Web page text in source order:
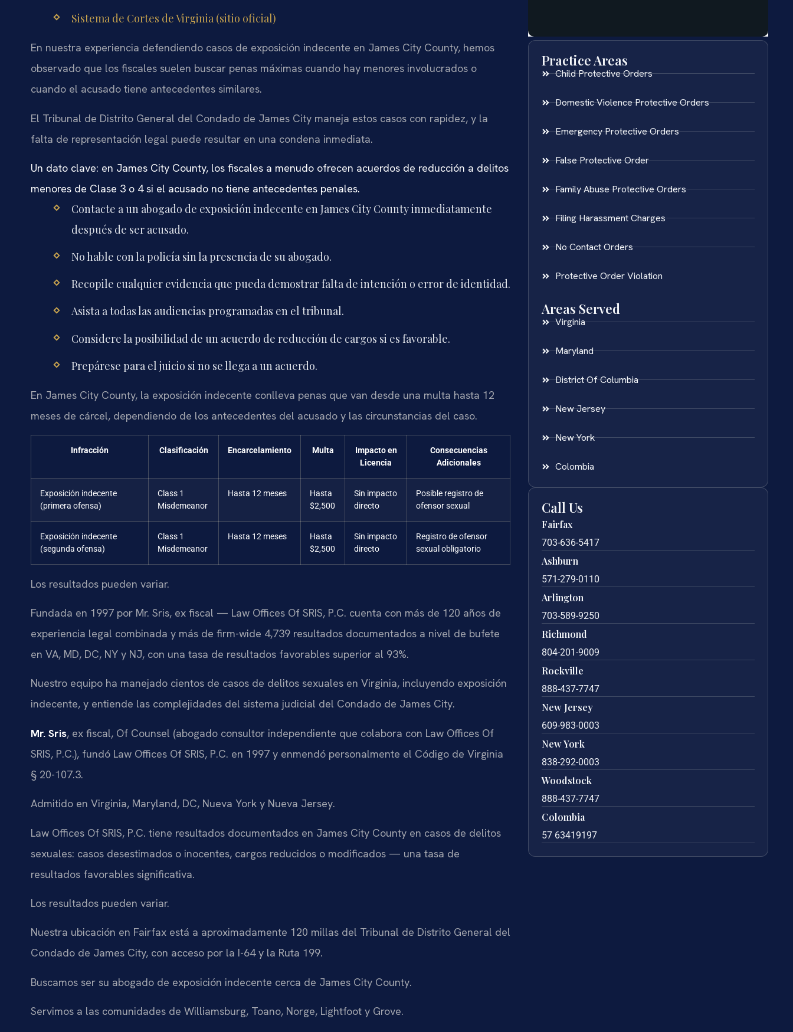
Sistema de Cortes de Virginia (sitio oficial)
En nuestra experiencia defendiendo casos de exposición indecente en James City County, hemos
observado que los fiscales suelen buscar penas máximas cuando hay menores involucrados o
cuando el acusado tiene antecedentes similares.
El Tribunal de Distrito General del Condado de James City maneja estos casos con rapidez, y la
falta de representación legal puede resultar en una condena inmediata.
Un dato clave: en James City County, los fiscales a menudo ofrecen acuerdos de reducción a delitos
menores de Clase 3 o 4 si el acusado no tiene antecedentes penales.
Contacte a un abogado de exposición indecente en James City County inmediatamente
después de ser acusado.
No hable con la policía sin la presencia de su abogado.
Recopile cualquier evidencia que pueda demostrar falta de intención o error de identidad.
Asista a todas las audiencias programadas en el tribunal.
Considere la posibilidad de un acuerdo de reducción de cargos si es favorable.
Prepárese para el juicio si no se llega a un acuerdo.
En James City County, la exposición indecente conlleva penas que van desde una multa hasta 12
meses de cárcel, dependiendo de los antecedentes del acusado y las circunstancias del caso.
Infracción Clasificación Encarcelamiento Multa
Impacto en
Licencia
Consecuencias
Adicionales
Exposición indecente
(primera ofensa)
Class 1
Misdemeanor
Hasta 12 meses
Hasta
$2,500
Sin impacto
directo
Posible registro de
ofensor sexual
Exposición indecente
(segunda ofensa)
Class 1
Misdemeanor
Hasta 12 meses
Hasta
$2,500
Sin impacto
directo
Registro de ofensor
sexual obligatorio
Los resultados pueden variar.
Fundada en 1997 por Mr. Sris, ex fiscal — Law Offices Of SRIS, P.C. cuenta con más de 120 años de
experiencia legal combinada y más de firm-wide 4,739 resultados documentados a nivel de bufete
en VA, MD, DC, NY y NJ, con una tasa de resultados favorables superior al 93%.
Nuestro equipo ha manejado cientos de casos de delitos sexuales en Virginia, incluyendo exposición
indecente, y entiende las complejidades del sistema judicial del Condado de James City.
Mr. Sris, ex fiscal, Of Counsel (abogado consultor independiente que colabora con Law Offices Of
SRIS, P.C.), fundó Law Offices Of SRIS, P.C. en 1997 y enmendó personalmente el Código de Virginia
§ 20-107.3.
Admitido en Virginia, Maryland, DC, Nueva York y Nueva Jersey.
Law Offices Of SRIS, P.C. tiene resultados documentados en James City County en casos de delitos
sexuales: casos desestimados o inocentes, cargos reducidos o modificados — una tasa de
resultados favorables significativa.
Los resultados pueden variar.
Nuestra ubicación en Fairfax está a aproximadamente 120 millas del Tribunal de Distrito General del
Condado de James City, con acceso por la I-64 y la Ruta 199.
Buscamos ser su abogado de exposición indecente cerca de James City County.
Servimos a las comunidades de Williamsburg, Toano, Norge, Lightfoot y Grove.
Practice Areas
Child Protective Orders
Domestic Violence Protective Orders
Emergency Protective Orders
False Protective Order
Family Abuse Protective Orders
Filing Harassment Charges
No Contact Orders
Protective Order Violation
Areas Served
Virginia
Maryland
District Of Columbia
New Jersey
New York
Colombia
Call Us
Fairfax
703-636-5417
Ashburn
571-279-0110
Arlington
703-589-9250
Richmond
804-201-9009
Rockville
888-437-7747
New Jersey
609-983-0003
New York
838-292-0003
Woodstock
888-437-7747
Colombia
57 63419197